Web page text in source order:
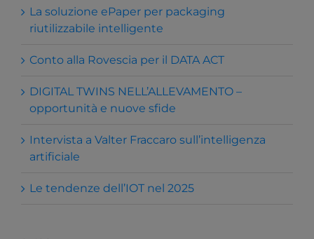
La soluzione ePaper per packaging
riutilizzabile intelligente
Conto alla Rovescia per il DATA ACT
DIGITAL TWINS NELL’ALLEVAMENTO –
opportunità e nuove sfide
Intervista a Valter Fraccaro sull’intelligenza
artificiale
Le tendenze dell’IOT nel 2025